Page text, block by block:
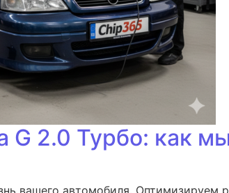
G 2.0 Турбо: как
вашего автомобиля. Оптимизируем